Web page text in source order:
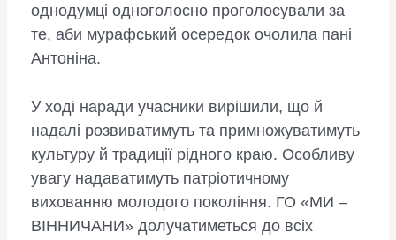
однодумці одноголосно проголосували за
те, аби мурафський осередок очолила пані
Антоніна.
У ході наради учасники вирішили, що й
надалі розвиватимуть та примножуватимуть
культуру й традиції рідного краю. Особливу
увагу надаватимуть патріотичному
вихованню молодого покоління. ГО «МИ –
ВІННИЧАНИ» долучатиметься до всіх